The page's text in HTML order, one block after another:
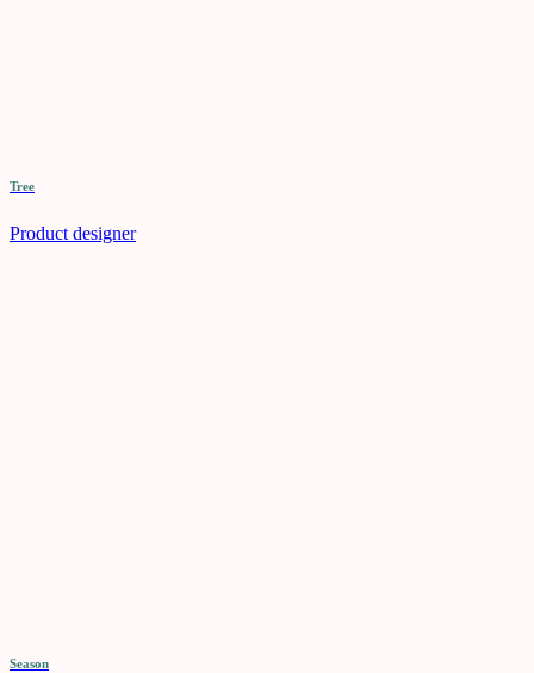
Tree
Product designer
Season